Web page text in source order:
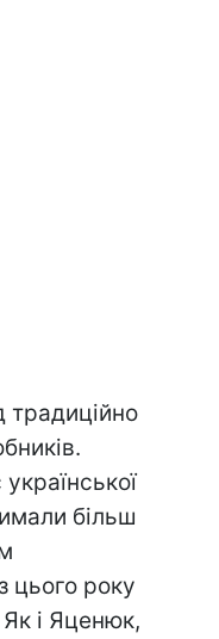
традиційно
більш
цього року
і Яценюк,